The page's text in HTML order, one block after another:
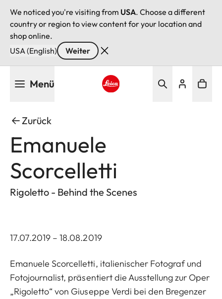
We noticed you're visiting from USA. Choose a different
country or region to view content for your location and
shop online.
USA (English)
Weiter
Menü
Zurück
Emanuele
Scorcelletti
Rigoletto - Behind the Scenes
17.07.2019 – 18.08.2019
Emanuele Scorcelletti, italienischer Fotograf und
Fotojournalist, präsentiert die Ausstellung zur Oper
„Rigoletto“ von Giuseppe Verdi bei den Bregenzer